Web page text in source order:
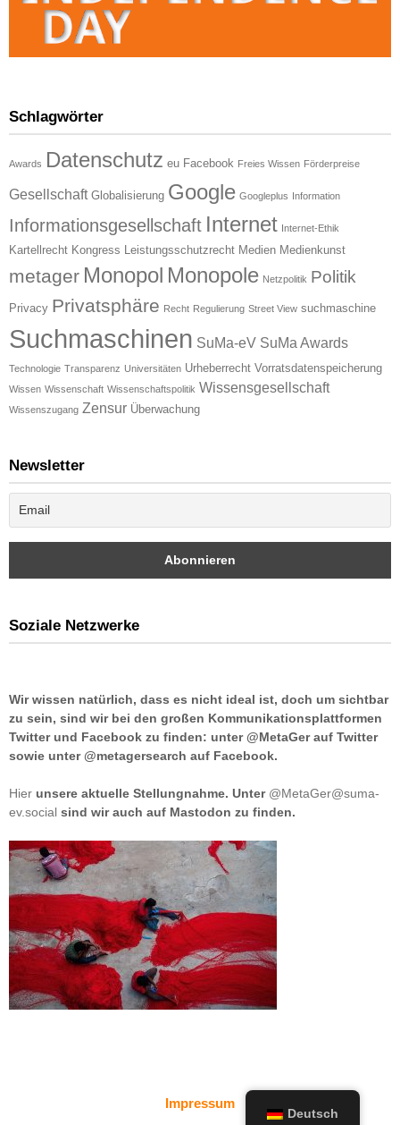
Schlagwörter
Awards Datenschutz eu Facebook Freies Wissen Förderpreise
Gesellschaft Globalisierung Google Googleplus Information
Informationsgesellschaft Internet Internet-Ethik
Kartellrecht Kongress Leistungsschutzrecht Medien Medienkunst
metager Monopol Monopole Netzpolitik Politik
Privacy Privatsphäre Recht Regulierung Street View suchmaschine
Suchmaschinen SuMa-eV SuMa Awards
Technologie Transparenz Universitäten Urheberrecht Vorratsdatenspeicherung
Wissen Wissenschaft Wissenschaftspolitik Wissensgesellschaft
Wissenszugang Zensur Überwachung
Newsletter
Soziale Netzwerke
Wir wissen natürlich, dass es nicht ideal ist, doch um sichtbar
zu sein, sind wir bei den großen Kommunikationsplattformen
Twitter und Facebook zu finden: unter @MetaGer auf Twitter
sowie unter @metagersearch auf Facebook.
Hier unsere aktuelle Stellungnahme. Unter @MetaGer@suma-
ev.social sind wir auch auf Mastodon zu finden.
Impressum
Deutsch